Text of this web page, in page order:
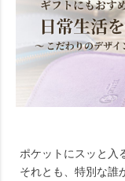
ポケットにスッと入
それとも、特別な誰